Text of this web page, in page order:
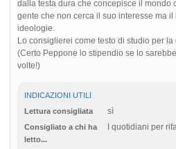
dalla testa dura che concepisce il mondo
gente che non cerca il suo interesse ma
ideologie.
Lo consiglierei come testo di studio per la
(Certo Peppone lo stipendio se lo
volte!)
INDICAZIONI UTILI
Lettura consigliata
sì
Consigliato a chi ha
letto...
I quotidiani per